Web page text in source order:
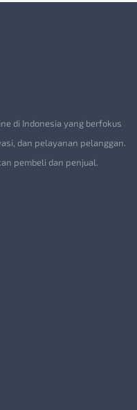
di Indonesia yang berfokus
dan pelayanan pelanggan.
pembeli dan penjual.